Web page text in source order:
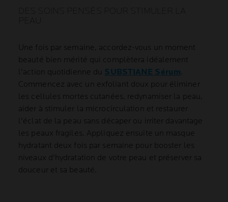
Une fois par semaine, accordez-vous un moment
beauté bien mérité qui complètera idéalement
l'action quotidienne du SUBSTIANE Sérum
Commencez avec un exfoliant doux pour éliminer
les cellules mortes cutanées, redynamiser la peau,
aider à stimuler la microcirculation et restaurer
l'éclat de la peau sans décaper ou irriter davantage
les peaux fragiles. Appliquez ensuite un masque
hydratant deux fois par semaine pour booster les
niveaux d'hydratation de votre peau et préserver sa
douceur et sa beauté.